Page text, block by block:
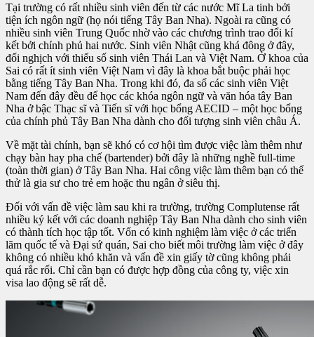
Tại trường có rất nhiều sinh viên đến từ các nước Mĩ La tinh bởi
tiện ích ngôn ngữ (họ nói tiếng Tây Ban Nha). Ngoài ra cũng có
nhiều sinh viên Trung Quốc nhờ vào các chương trình trao đổi kí
kết bởi chính phủ hai nước. Sinh viên Nhật cũng khá đông ở đây,
đối nghịch với thiểu số sinh viên Thái Lan và Việt Nam. Ở khoa của
Sai có rất ít sinh viên Việt Nam vì đây là khoa bắt buộc phải học
bằng tiếng Tây Ban Nha. Trong khi đó, đa số các sinh viên Việt
Nam đến đây đều để học các khóa ngôn ngữ và văn hóa tây Ban
Nha ở bậc Thạc sĩ và Tiến sĩ với học bổng AECID – một học bổng
của chính phủ Tây Ban Nha dành cho đối tượng sinh viên châu Á.
Về mặt tài chính, bạn sẽ khó có cơ hội tìm được việc làm thêm như
chạy bàn hay pha chế (bartender) bởi đây là những nghề full-time
(toàn thời gian) ở Tây Ban Nha. Hai công việc làm thêm bạn có thể
thử là gia sư cho trẻ em hoặc thu ngân ở siêu thị.
Đối với vấn đề việc làm sau khi ra trường, trường Complutense rất
nhiều ký kết với các doanh nghiệp Tây Ban Nha dành cho sinh viên
có thành tích học tập tốt. Vốn có kinh nghiệm làm việc ở các triển
lãm quốc tế và Đại sứ quán, Sai cho biết môi trường làm việc ở đây
không có nhiều khó khăn và vấn đề xin giấy tờ cũng không phải
quá rắc rối. Chỉ cần bạn có được hợp đồng của công ty, việc xin
visa lao động sẽ rất dễ.